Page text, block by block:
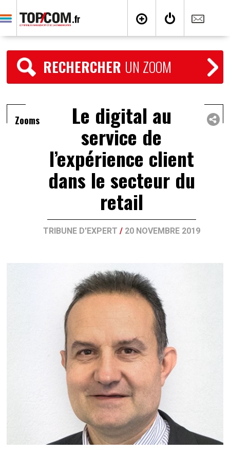
RECHERCHER UN ZOOM
Zooms Le digital au
service de
l’expérience client
dans le secteur du
retail
TRIBUNE D'EXPERT / 20 NOVEMBRE 2019